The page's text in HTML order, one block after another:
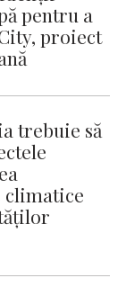
pentru a
proiect
trebuie să
climatice